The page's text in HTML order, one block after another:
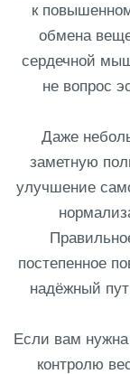
к
обмена
сердечной
не вопрос
Даже
заметную
улучшение
постепенное
надёжный
Если вам нужна
контролю